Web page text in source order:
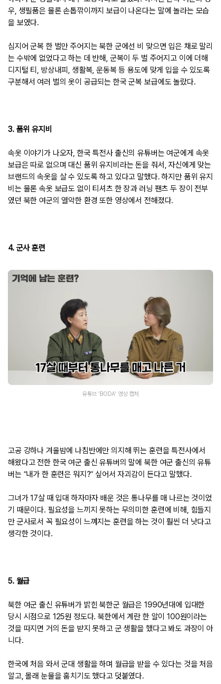
우, 생필품은 물론 손톱깎이까지 보급이 나온다는 말에 놀라는 모습
을 보였다.
심지어 군복 한 벌만 주어지는 북한 군에선 비 맞으면 입은 채로 말리
는 수밖에 없었다고 하는 데 반해, 군복이 두 벌 주어지고 이에 더해
디지털 티, 방상내피, 생활복, 운동복 등 용도에 맞게 입을 수 있도록
구분해서 여러 벌의 옷이 공급되는 한국 군복 보급에도 놀랐다.
3. 품위 유지비
속옷 이야기가 나오자, 한국 특전사 출신의 유튜버는 여군에게 속옷
보급은 따로 없으며 대신 품위 유지비라는 돈을 줘서, 자신에게 맞는
브랜드의 속옷을 살 수 있도록 하고 있다고 말했다. 하지만 품위 유지
비는 물론 속옷 보급도 없이 티셔츠 한 장과 러닝 팬츠 두 장이 전부
였던 북한 여군의 열악한 환경 또한 영상에서 전해졌다.
4. 군사 훈련
유튜브 'BODA' 영상 캡처
고공 강하나 겨울밤에 나침반에만 의지해 뛰는 훈련을 특전사에서
해왔다고 전한 한국 여군 출신 유튜버의 말에 북한 여군 출신의 유튜
버는 “내가 한 훈련은 뭐지?” 싶어서 자괴감이 든다고 말했다.
그녀가 17살 때 입대 하자마자 배운 것은 통나무를 매 나르는 것이었
기 때문이다. 필요성을 느끼지 못하는 무의미한 훈련에 비해, 힘들지
만 군사로서 꼭 필요성이 느껴지는 훈련을 하는 것이 훨씬 더 낫다고
생각한 것이다.
5. 월급
북한 여군 출신 유튜버가 밝힌 북한군 월급은 1990년대에 입대한
당시 시점으로 125원 정도다. 북한에서 계란 한 알이 100원이라는
것을 따지면 거의 돈을 받지 못하고 군 생활을 했다고 봐도 과장이 아
니다.
한국에 처음 와서 군대 생활을 하며 월급을 받을 수 있다는 것을 처음
알고, 몰래 눈물을 훔치기도 했다고 덧붙였다.